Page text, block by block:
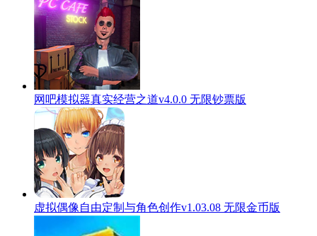
网吧模拟器真实经营之道v4.0.0 无限钞票版
虚拟偶像自由定制与角色创作v1.03.08 无限金币版